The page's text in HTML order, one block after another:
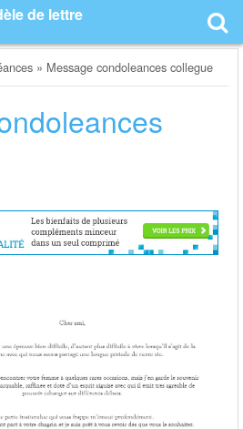
de lettre
» Message condoleances collegue